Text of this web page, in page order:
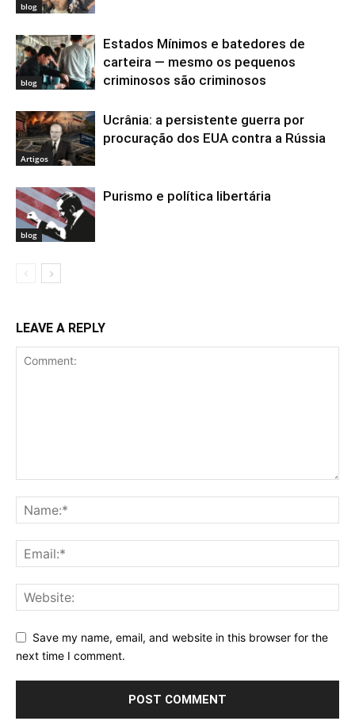
blog
blog
Estados Mínimos e batedores de
carteira — mesmo os pequenos
criminosos são criminosos
Artigos
Ucrânia: a persistente guerra por
procuração dos EUA contra a Rússia
blog
Purismo e política libertária
LEAVE A REPLY
Save my name, email, and website in this browser for the
next time I comment.